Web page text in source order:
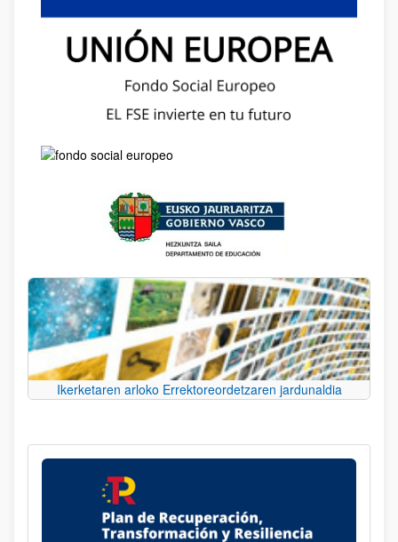
Ikerketaren arloko Errektoreordetzaren jardunaldia